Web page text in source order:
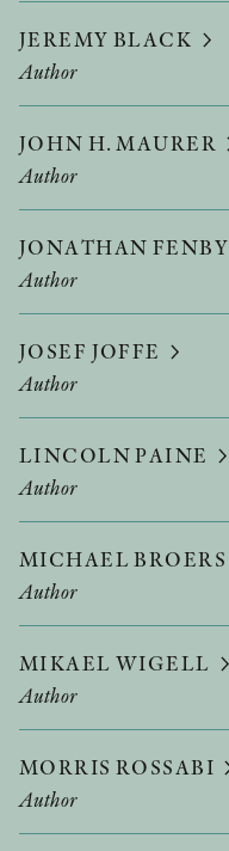
JEREMY BLACK
Author
JOHN H. MAURER
Author
JONATHAN FENBY
Author
JOSEF JOFFE
Author
LINCOLN PAINE
Author
MICHAEL BROERS
Author
MIKAEL WIGELL
Author
MORRIS ROSSABI
Author